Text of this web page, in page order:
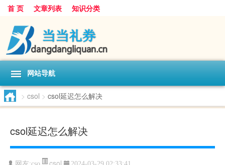
首 页 文章列表 知识分类
网站导航
> csol > csol延迟怎么解决
csol延迟怎么解决